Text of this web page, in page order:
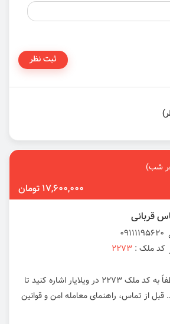
ثبت نظر
شب)
17,600,000 تومان
قربانی
09111195620
کد ملک : 2273
هنگام تماس تلفنی، لطفاً به کد ملک 2273 در ویلایار اشاره کنید تا
قبل از تماس، راهنمای معامله امن و قوانین